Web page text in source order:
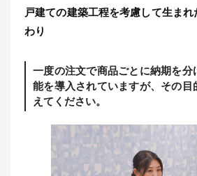
戸建ての建築工程を考慮して生ま
わり
一度の注文で商品ごとに納期を分
能を導入されていますが、その目
えてください。